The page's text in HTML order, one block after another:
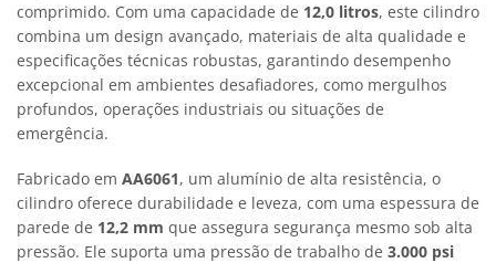
comprimido. Com uma capacidade de 12,0 litros, este cilindro
combina um design avançado, materiais de alta qualidade e
especificações técnicas robustas, garantindo desempenho
excepcional em ambientes desafiadores, como mergulhos
profundos, operações industriais ou situações de
emergência.
Fabricado em AA6061, um alumínio de alta resistência, o
cilindro oferece durabilidade e leveza, com uma espessura de
parede de 12,2 mm que assegura segurança mesmo sob alta
pressão. Ele suporta uma pressão de trabalho de 3.000 psi